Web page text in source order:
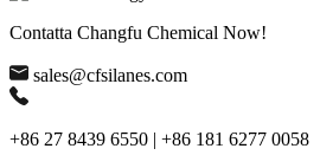
Contatta Changfu Chemical Now!
sales@cfsilanes.com
+86 27 8439 6550 | +86 181 6277 0058